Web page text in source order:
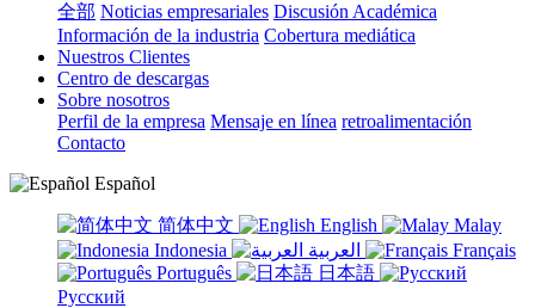
全部 Noticias empresariales Discusión Académica
Información de la industria Cobertura mediática
Nuestros Clientes
Centro de descargas
Sobre nosotros
Perfil de la empresa Mensaje en línea retroalimentación
Contacto
Español
简体中文 English
Malay
Indonesia
Français
Português
日本語
Русский